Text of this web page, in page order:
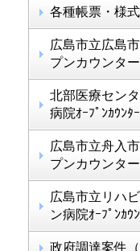
各種帳票・様式
広島市立広島
プンカウンタ
北部医療セン
病院ｵｰﾌﾟﾝｶｳﾝﾀ
広島市立舟入
プンカウンタ
広島市立リハ
ン病院ｵｰﾌﾟﾝｶｳ
政府調達案件（